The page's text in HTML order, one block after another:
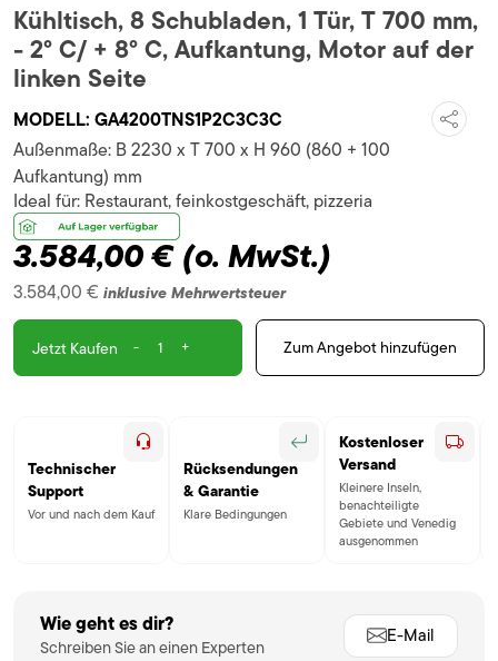
Kühltisch, 8 Schubladen, 1 Tür, T 700 mm,
- 2° C/ + 8° C, Aufkantung, Motor auf der
linken Seite
MODELL: GA4200TNS1P2C3C3C
Außenmaße: B 2230 x T 700 x H 960 (860 + 100
Aufkantung) mm
3.584,00 € (o. MwSt.)
3.584,00 € inklusive Mehrwertsteuer
Ideal für: Restaurant, feinkostgeschäft, pizzeria
Jetzt Kaufen - + Zum Angebot hinzufügen
Technischer
Support
Vor und nach dem Kauf
Rücksendungen
& Garantie
Klare Bedingungen
Kostenloser
Versand
Kleinere Inseln,
benachteiligte
Gebiete und Venedig
ausgenommen
Wie geht es dir?
Schreiben Sie an einen Experten
E-Mail